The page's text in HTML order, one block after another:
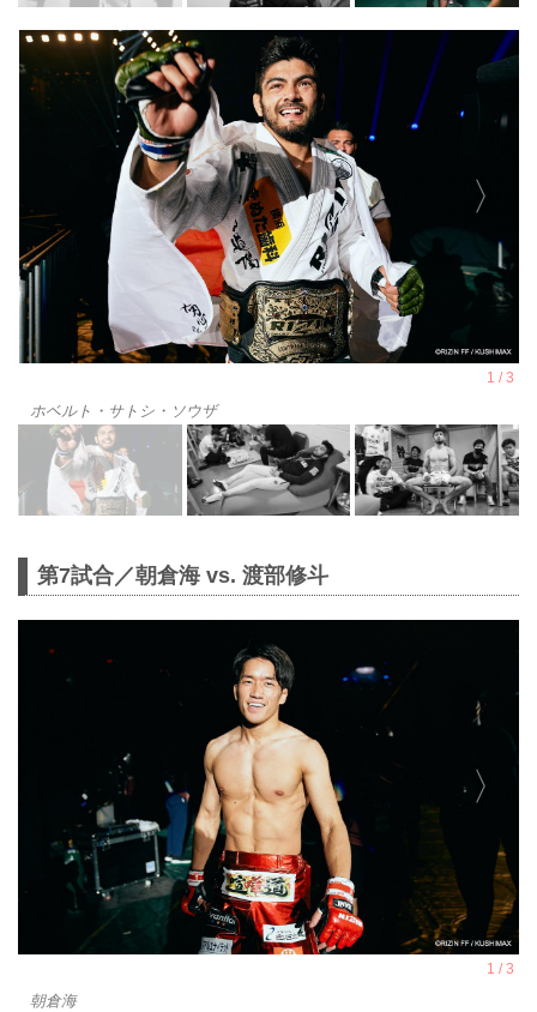
ホベルト・サトシ・ソウザ
第7試合／朝倉海 vs. 渡部修斗
朝倉海